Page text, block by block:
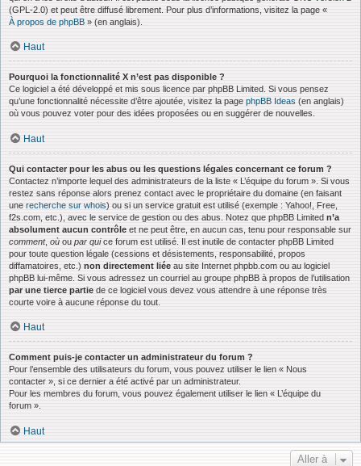
(GPL-2.0) et peut être diffusé librement. Pour plus d’informations, visitez la page «
À propos de phpBB » (en anglais).
Haut
Pourquoi la fonctionnalité X n’est pas disponible ?
Ce logiciel a été développé et mis sous licence par phpBB Limited. Si vous pensez
qu’une fonctionnalité nécessite d’être ajoutée, visitez la page phpBB Ideas (en anglais)
où vous pouvez voter pour des idées proposées ou en suggérer de nouvelles.
Haut
Qui contacter pour les abus ou les questions légales concernant ce forum ?
Contactez n’importe lequel des administrateurs de la liste « L’équipe du forum ». Si vous
restez sans réponse alors prenez contact avec le propriétaire du domaine (en faisant
une recherche sur whois) ou si un service gratuit est utilisé (exemple : Yahoo!, Free,
f2s.com, etc.), avec le service de gestion ou des abus. Notez que phpBB Limited n’a
absolument aucun contrôle et ne peut être, en aucun cas, tenu pour responsable sur
comment, où ou par quice forum est utilisé. Il est inutile de contacter phpBB Limited
pour toute question légale (cessions et désistements, responsabilité, propos
diffamatoires, etc.) non directement liée au site Internet phpbb.com ou au logiciel
phpBB lui-même. Si vous adressez un courriel au groupe phpBB à propos de l’utilisation
par une tierce partie de ce logiciel vous devez vous attendre à une réponse très
courte voire à aucune réponse du tout.
Haut
Comment puis-je contacter un administrateur du forum ?
Pour l’ensemble des utilisateurs du forum, vous pouvez utiliser le lien « Nous
contacter », si ce dernier a été activé par un administrateur.
Pour les membres du forum, vous pouvez également utiliser le lien « L’équipe du
forum ».
Haut
Aller à